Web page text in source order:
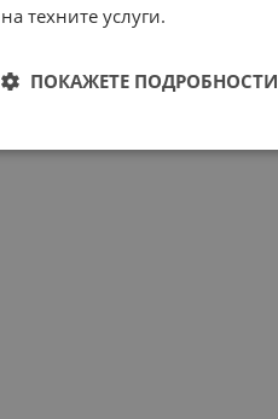
на техните услуги.
ПОКАЖЕТЕ ПОДРОБНОСТИ